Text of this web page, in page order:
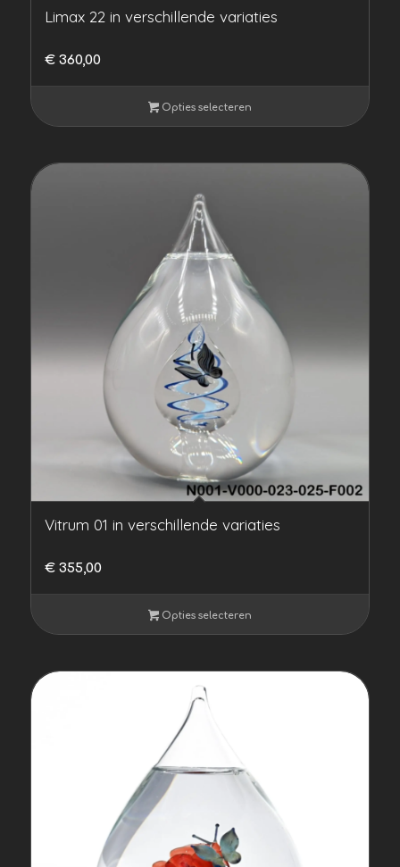
Limax 22 in verschillende variaties
€360,00
Opties selecteren
Vitrum 01 in verschillende variaties
€355,00
Opties selecteren